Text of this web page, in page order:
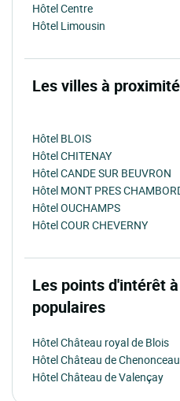
Hôtel Centre
Hôtel Limousin
Les villes à
Hôtel BLOIS
Hôtel CHITENAY
Hôtel CANDE SUR BEUVRON
Hôtel MONT PRES
Hôtel OUCHAMPS
Hôtel COUR CHEVERNY
Les points d'intérêt
populaires
Hôtel Château royal de Blois
Hôtel Château de Chenonceau
Hôtel Château de Valençay